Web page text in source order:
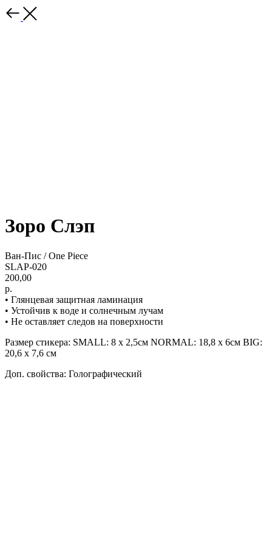
Зоро Слэп
Ван-Пис / One Piece
SLAP-020
200,00
р.
• Глянцевая защитная ламинация
• Устойчив к воде и солнечным лучам
• Не оставляет следов на поверхности
Размер стикера: SMALL: 8 х 2,5см NORMAL: 18,8 х 6см BIG:
20,6 х 7,6 см
Доп. свойства: Голографический